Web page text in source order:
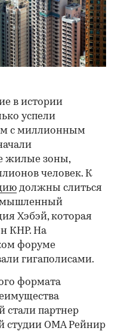
в истории
успели
с миллионным
жилые зоны,
человек. К
должны слиться
Хэбэй, которая
КНР. На
форуме
гигаполисами.
формата
стали партнер
студии OMA Рейнир